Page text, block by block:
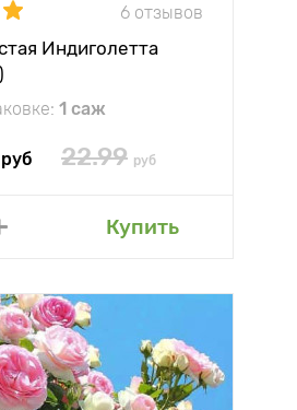
6 отзывов
Индиголетта
1 саж
руб 22.99 руб
Купить